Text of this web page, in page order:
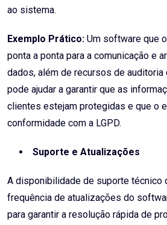
ao sistema.
Exemplo Prático: Um software que
ponta a ponta para a comunicação e
dados, além de recursos de
pode ajudar a garantir que as
clientes estejam protegidas e que o
conformidade com a LGPD.
Suporte e Atualizações
A disponibilidade de suporte técnico
frequência de atualizações do
para garantir a resolução rápida de